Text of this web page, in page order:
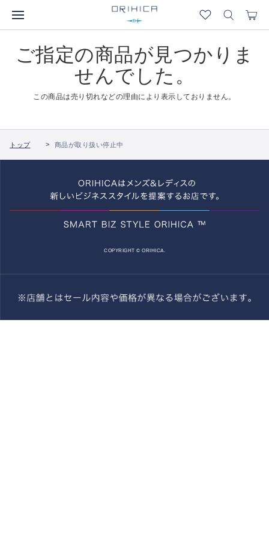
ご指定の商品が見つかりま
せんでした。
この商品は売り切れなどの理由により表示しておりません。
トップ 商品が取り扱い停止中
COPYRIGHT © ORIHICA.